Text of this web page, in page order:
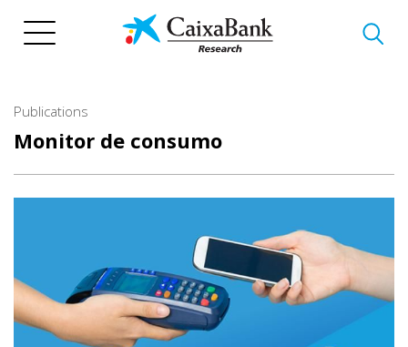
Publications
Monitor de consumo